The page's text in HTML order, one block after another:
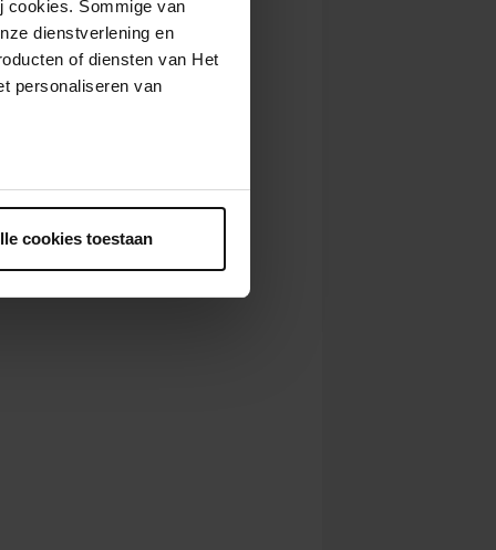
cookies. Sommige van
dienstverlening en
of diensten van Het
personaliseren van
cookies toestaan